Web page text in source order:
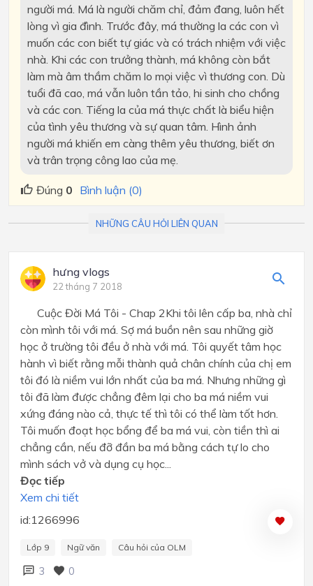
người má. Má là người chăm chỉ, đảm đang, luôn hết
lòng vì gia đình. Trước đây, má thường la các con vì
muốn các con biết tự giác và có trách nhiệm với việc
nhà. Khi các con trưởng thành, má không còn bắt
làm mà âm thầm chăm lo mọi việc vì thương con. Dù
tuổi đã cao, má vẫn luôn tần tảo, hi sinh cho chồng
và các con. Tiếng la của má thực chất là biểu hiện
của tình yêu thương và sự quan tâm. Hình ảnh
người má khiến em càng thêm yêu thương, biết ơn
và trân trọng công lao của mẹ.
Đúng 0 Bình luận (0)
NHỮNG CÂU HỎI LIÊN QUAN
hưng vlogs
22 tháng 7 2018
Cuộc Đời Má Tôi - Chap 2Khi tôi lên cấp ba, nhà chỉ
còn mình tôi với má. Sợ má buồn nên sau những giờ
học ở trường tôi đều ở nhà với má. Tôi quyết tâm học
hành vì biết rằng mỗi thành quả chân chính của chị em
tôi đó là niềm vui lớn nhất của ba má. Nhưng những gì
tôi đã làm được chẳng đêm lại cho ba má niềm vui
xứng đáng nào cả, thực tế thì tôi có thể làm tốt hơn.
Tôi muốn đoạt học bổng để ba má vui, còn tiền thì ai
chẳng cần, nếu đỡ đần ba má bằng cách tự lo cho
mình sách vở và dụng cụ học...
Đọc tiếp
Xem chi tiết
id:1266996
Lớp 9 Ngữ văn Câu hỏi của OLM
3 0